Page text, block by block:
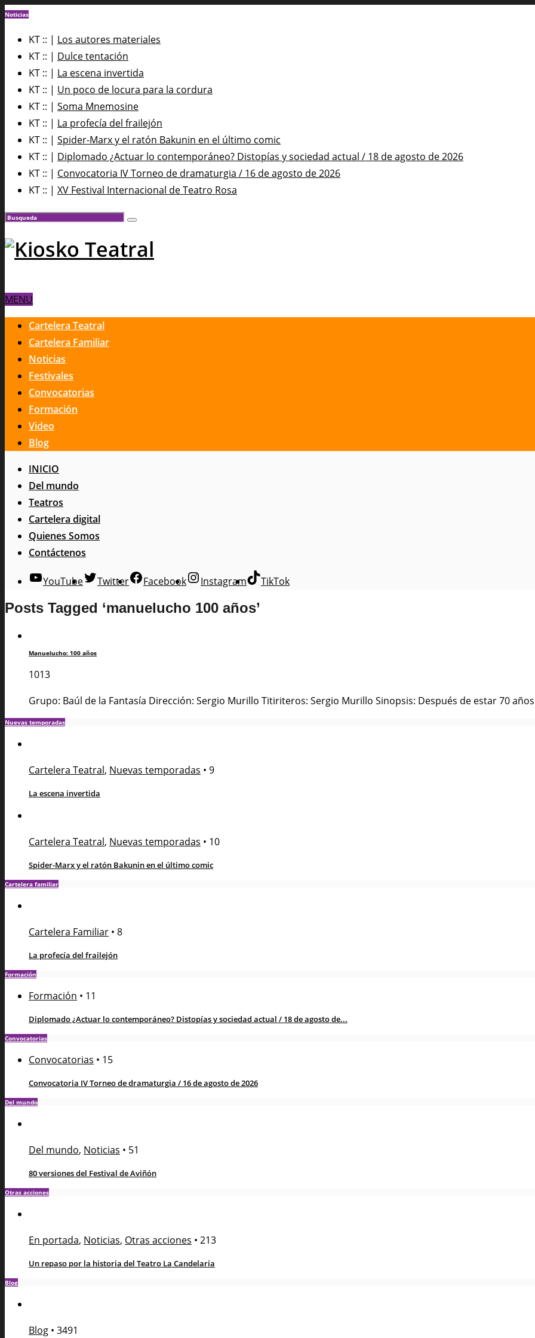
Noticias
KT :: | Los autores materiales
KT :: | Dulce tentación
KT :: | La escena invertida
KT :: | Un poco de locura para la cordura
KT :: | Soma Mnemosine
KT :: | La profecía del frailejón
KT :: | Spider-Marx y el ratón Bakunin en el último comic
KT :: | Diplomado ¿Actuar lo contemporáneo? Distopías y sociedad actual / 18 de agosto de 2026
KT :: | Convocatoria IV Torneo de dramaturgia / 16 de agosto de 2026
KT :: | XV Festival Internacional de Teatro Rosa
MENU
Cartelera Teatral
Cartelera Familiar
Noticias
Festivales
Convocatorias
Formación
Video
Blog
INICIO
Del mundo
Teatros
Cartelera digital
Quienes Somos
Contáctenos
YouTube Twitter Facebook Instagram TikTok
Posts Tagged ‘manuelucho 100 años’
Manuelucho: 100 años
1013
Grupo: Baúl de la Fantasía Dirección: Sergio Murillo Titiriteros: Sergio Murillo Sinopsis: Después de estar 70
Nuevas temporadas
Cartelera Teatral, Nuevas temporadas • 9
La escena invertida
Cartelera Teatral, Nuevas temporadas • 10
Spider-Marx y el ratón Bakunin en el último comic
Cartelera familiar
Cartelera Familiar • 8
La profecía del frailejón
Formación
Formación • 11
Diplomado ¿Actuar lo contemporáneo? Distopías y sociedad actual / 18 de agosto de...
Convocatorias
Convocatorias • 15
Convocatoria IV Torneo de dramaturgia / 16 de agosto de 2026
Del mundo
Del mundo, Noticias • 51
80 versiones del Festival de Aviñón
Otras acciones
En portada, Noticias, Otras acciones • 213
Un repaso por la historia del Teatro La Candelaria
Blog
Blog • 3491